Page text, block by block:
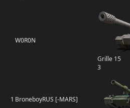
W0R0N
Grille 15
3
1 BroneboyRUS [-MARS]